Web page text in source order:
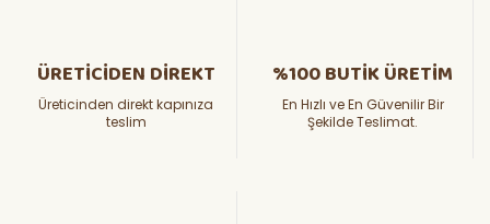
ÜRETİCİDEN DİREKT
Üreticinden direkt kapınıza
teslim
%100 BUTİK ÜRETİM
En Hızlı ve En Güvenilir Bir
Şekilde Teslimat.